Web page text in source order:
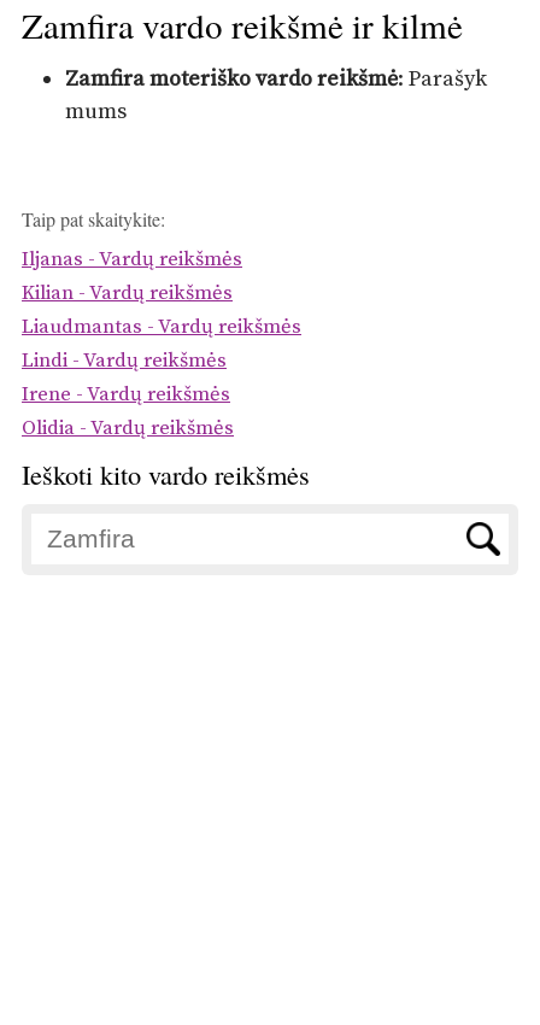
Zamfira vardo reikšmė ir kilmė
Zamfira moteriško vardo reikšmė: Parašyk
mums
Taip pat skaitykite:
Iljanas - Vardų reikšmės
Kilian - Vardų reikšmės
Liaudmantas - Vardų reikšmės
Lindi - Vardų reikšmės
Irene - Vardų reikšmės
Olidia - Vardų reikšmės
Ieškoti kito vardo reikšmės